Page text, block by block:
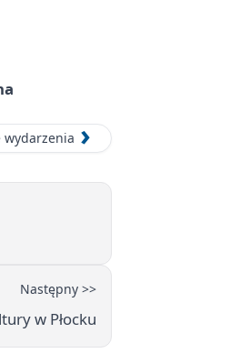
wydarzenia
Następny >>
w Płocku